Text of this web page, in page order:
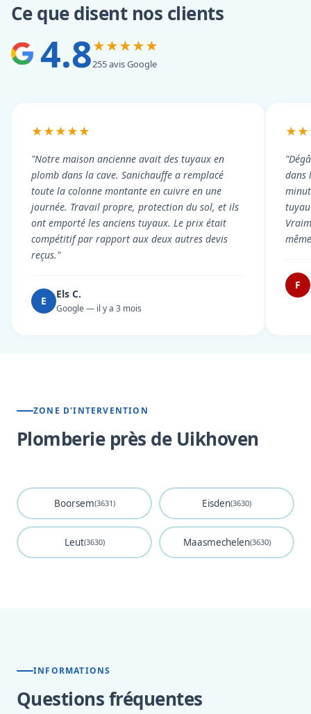
Ce que disent nos clients
4.8★★★★★
255 avis Google
★★★★★
"Notre maison ancienne avait des tuyaux en
plomb dans la cave. Sanichauffe a remplacé
toute la colonne montante en cuivre en une
journée. Travail propre, protection du sol, et ils
ont emporté les anciens tuyaux. Le prix était
compétitif par rapport aux deux autres devis
reçus."
E
Els C.
Google — il y a 3 mois
dans
F
ZONE D'INTERVENTION
Plomberie près de Uikhoven
Boorsem(3631) Eisden(3630)
Leut(3630) Maasmechelen(3630)
INFORMATIONS
Questions fréquentes